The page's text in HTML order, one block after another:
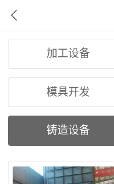
加工设备
模具开发
铸造设备